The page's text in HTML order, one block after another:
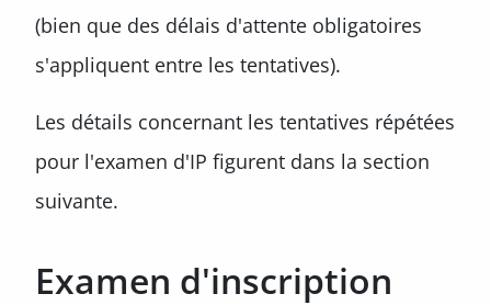
(bien que des délais d'attente obligatoires
s'appliquent entre les tentatives).
Les détails concernant les tentatives répétées
pour l'examen d'IP figurent dans la section
suivante.
Examen d'inscription